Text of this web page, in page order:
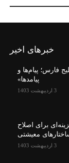
خبرهای اخیر
فارس؛ پیام‌ها و
پیامدها»
3 اردیبهشت 1403
برای اصلاح
معیشتی
3 اردیبهشت 1403